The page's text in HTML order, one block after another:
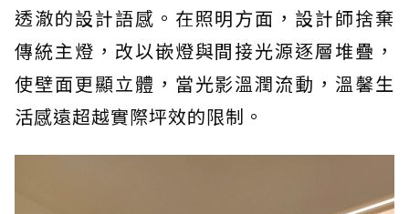
透澈的設計語感。在照明方面，設計師捨棄
傳統主燈，改以嵌燈與間接光源逐層堆疊，
使壁面更顯立體，當光影溫潤流動，溫馨生
活感遠超越實際坪效的限制。